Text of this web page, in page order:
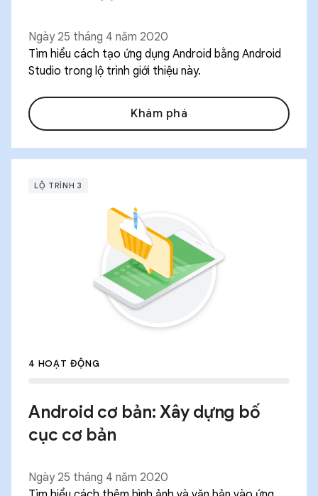
Ngày 25 tháng 4 năm 2020
Tìm hiểu cách tạo ứng dụng Android bằng Android
Studio trong lộ trình giới thiệu này.
Khám phá
LỘ TRÌNH 3
4 HOẠT ĐỘNG
Android cơ bản: Xây dựng bố
cục cơ bản
Ngày 25 tháng 4 năm 2020